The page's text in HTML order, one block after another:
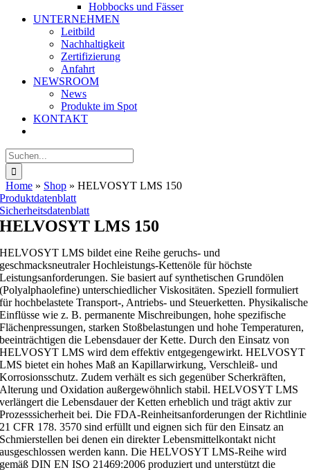
Hobbocks und Fässer
UNTERNEHMEN
Leitbild
Nachhaltigkeit
Zertifizierung
Anfahrt
NEWSROOM
News
Produkte im Spot
KONTAKT
Suche
nach:
Home » Shop » HELVOSYT LMS 150
Produktdatenblatt
Sicherheitsdatenblatt
HELVOSYT LMS 150
HELVOSYT LMS bildet eine Reihe geruchs- und
geschmacksneutraler Hochleistungs-Kettenöle für höchste
Leistungsanforderungen. Sie basiert auf synthetischen Grundölen
(Polyalphaolefine) unterschiedlicher Viskositäten. Speziell formuliert
für hochbelastete Transport-, Antriebs- und Steuerketten. Physikalische
Einflüsse wie z. B. permanente Mischreibungen, hohe spezifische
Flächenpressungen, starken Stoßbelastungen und hohe Temperaturen,
beeinträchtigen die Lebensdauer der Kette. Durch den Einsatz von
HELVOSYT LMS wird dem effektiv entgegengewirkt. HELVOSYT
LMS bietet ein hohes Maß an Kapillarwirkung, Verschleiß- und
Korrosionsschutz. Zudem verhält es sich gegenüber Scherkräften,
Alterung und Oxidation außergewöhnlich stabil. HELVOSYT LMS
verlängert die Lebensdauer der Ketten erheblich und trägt aktiv zur
Prozesssicherheit bei. Die FDA-Reinheitsanforderungen der Richtlinie
21 CFR 178. 3570 sind erfüllt und eignen sich für den Einsatz an
Schmierstellen bei denen ein direkter Lebensmittelkontakt nicht
ausgeschlossen werden kann. Die HELVOSYT LMS-Reihe wird
gemäß DIN EN ISO 21469:2006 produziert und unterstützt die